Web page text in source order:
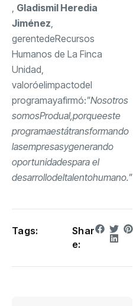
, Gladismil Heredia
Jiménez,
gerentedeRecursos
Humanos de La Finca
Unidad,
valoróelimpactodel
programayafirmó:"Nosotros
somosProdual,porqueeste
programaestátransformando
lasempresasygenerando
oportunidadespara el
desarrollodeltalentohumano."
Tags:
Shar
e: